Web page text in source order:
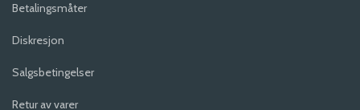
Betalingsmåter
Diskresjon
Salgsbetingelser
Retur av varer